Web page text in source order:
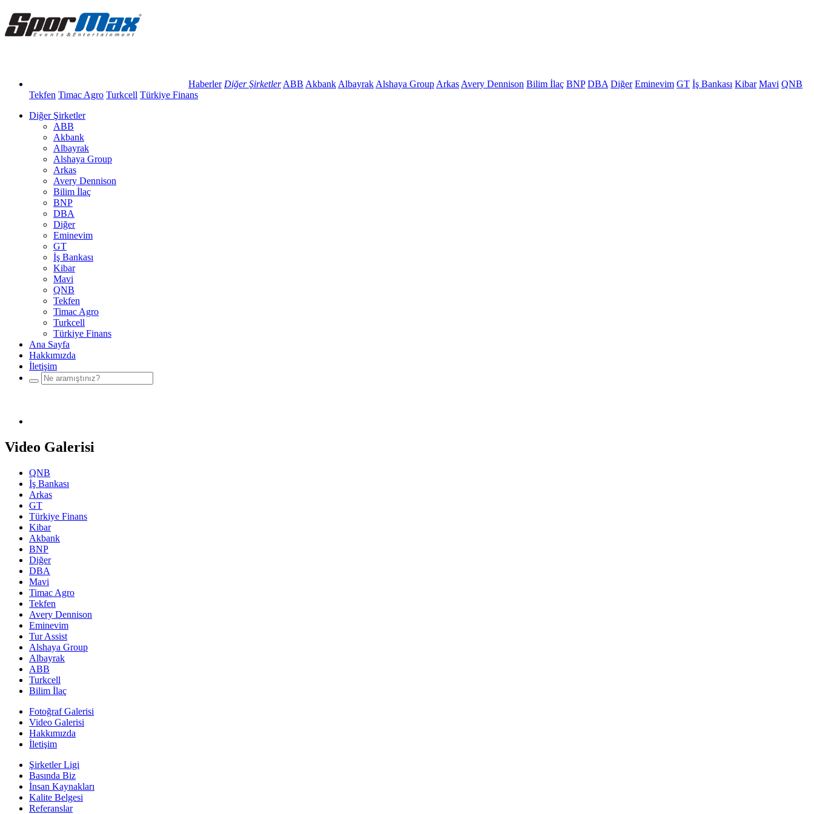
Haberler Diğer Şirketler ABB Akbank Albayrak Alshaya Group Arkas Avery Dennison Bilim İlaç BNP DBA Diğer Eminevim GT İş Bankası Kibar Mavi QNB
Tekfen Timac Agro Turkcell Türkiye Finans
Diğer Şirketler
ABB
Akbank
Albayrak
Alshaya Group
Arkas
Avery Dennison
Bilim İlaç
BNP
DBA
Diğer
Eminevim
GT
İş Bankası
Kibar
Mavi
QNB
Tekfen
Timac Agro
Turkcell
Türkiye Finans
Ana Sayfa
Hakkımızda
İletişim
Video Galerisi
QNB
İş Bankası
Arkas
GT
Türkiye Finans
Kibar
Akbank
BNP
Diğer
DBA
Mavi
Timac Agro
Tekfen
Avery Dennison
Eminevim
Tur Assist
Alshaya Group
Albayrak
ABB
Turkcell
Bilim İlaç
Fotoğraf Galerisi
Video Galerisi
Hakkımızda
İletişim
Şirketler Ligi
Basında Biz
İnsan Kaynakları
Kalite Belgesi
Referanslar